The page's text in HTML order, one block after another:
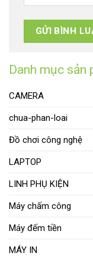
Danh mục sản
CAMERA
chua-phan-loai
Đồ chơi công nghệ
LAPTOP
LINH PHỤ KIỆN
Máy chấm công
Máy đếm tiền
MÁY IN